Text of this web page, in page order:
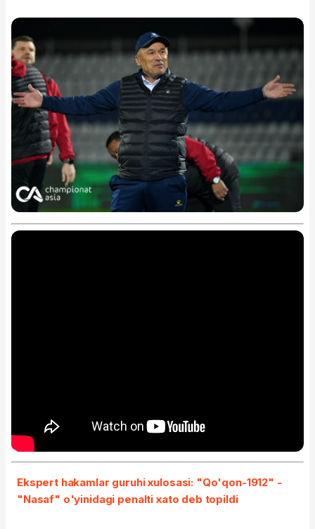
Ekspert hakamlar guruhi xulosasi: "Qo'qon-1912" -
"Nasaf" o'yinidagi penalti xato deb topildi